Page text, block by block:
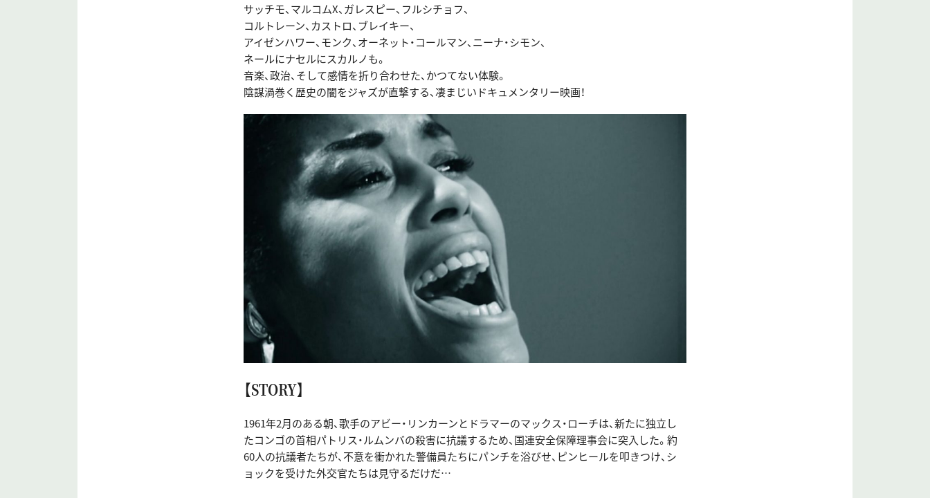
サッチモ、マルコムX、ガレスピー、フルシチョフ、
コルトレーン、カストロ、ブレイキー、
アイゼンハワー、モンク、オーネット・コールマン、ニーナ・シモン、
ネールにナセルにスカルノも。
音楽、政治、そして感情を折り合わせた、かつてない体験。
陰謀渦巻く歴史の闇をジャズが直撃する、凄まじいドキュメンタリー映画！
【STORY】
1961年2月のある朝、歌手のアビー・リンカーンとドラマーのマックス・ローチは、新たに独立し
たコンゴの首相パトリス・ルムンバの殺害に抗議するため、国連安全保障理事会に突入した。約
60人の抗議者たちが、不意を衝かれた警備員たちにパンチを浴びせ、ピンヒールを叩きつけ、シ
ョックを受けた外交官たちは見守るだけだ…